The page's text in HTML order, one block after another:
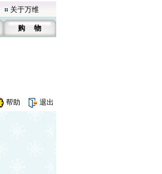
关于万维
购 物
帮助 退出